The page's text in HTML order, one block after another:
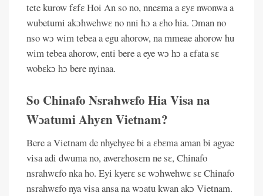
tete kurow fɛfɛ Hoi An so no, nneɛma a ɛyɛ nwonwa a
wubetumi akɔhwehwɛ no nni hɔ a ɛho hia. Ɔman no
nso wɔ wim tebea a egu ahorow, na mmeae ahorow hu
wim tebea ahorow, enti bere a eye wɔ hɔ a ɛfata sɛ
wobɛkɔ hɔ bere nyinaa.
So Chinafo Nsrahwɛfo Hia Visa na
Wɔatumi Ahyɛn Vietnam?
Bere a Vietnam de nhyehyɛe bi a ɛbɛma aman bi agyae
visa adi dwuma no, awerɛhosɛm ne sɛ, Chinafo
nsrahwɛfo nka ho. Eyi kyerɛ sɛ wɔhwehwɛ sɛ Chinafo
nsrahwɛfo nya visa ansa na wɔatu kwan akɔ Vietnam.